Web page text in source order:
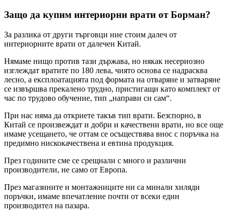
Защо да купим интериорни врати от Борман?
За разлика от други търговци ние стоим далеч от
интериорните врати от далечен Китай.
Нямаме нищо против тази държава, но някак несериозно
изглеждат вратите по 180 лева, чиято основа се надрасква
лесно, а експлоатацията под формата на отваряне и затваряне
се извършва прекалено трудно, пристигащи като комплект от
час по трудово обучение, тип „направи си сам“.
При нас няма да откриете такъв тип врати. Безспорно, в
Китай се произвеждат и добри и качествени врати, но все още
имаме усещането, че оттам се осъществява внос с поръчка на
предимно нискокачествена и евтина продукция.
През годините сме се срещнали с много и различни
производители, не само от Европа.
През магазините и монтажниците ни са минали хиляди
поръчки, имаме впечатление почти от всеки един
производител на пазара.